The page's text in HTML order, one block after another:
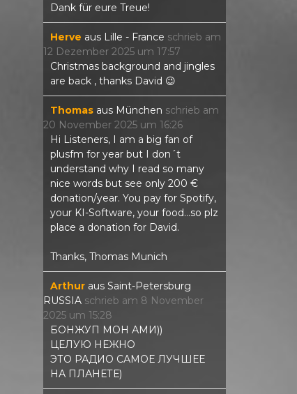
Dank für eure Treue!
Herve aus Lille - France schrieb am
12 Dezember 2025 um 17:57
Christmas background and jingles
are back , thanks David 😉
Thomas aus München schrieb am
20 November 2025 um 16:26
Hi Listeners, I am a big fan of
plusfm for year but I don´t
understand why I read so many
nice words but see only 200 €
donation/year. You pay for Spotify,
your KI-Software, your food...so plz
place a donation for David.
Thanks, Thomas Munich
Arthur aus Saint-Petersburg
RUSSIA schrieb am 8 November
2025 um 15:28
БОНЖУП МОН АМИ))
ЦЕЛУЮ НЕЖНО
ЭТО РАДИО САМОЕ ЛУЧШЕЕ
НА ПЛАНЕТЕ)